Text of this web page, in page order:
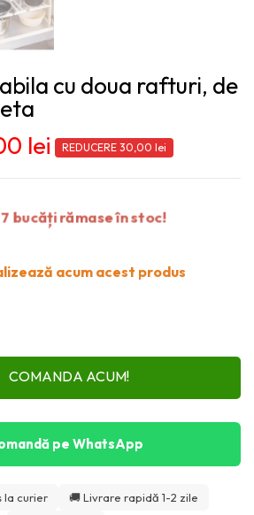
cu doua rafturi, de
lei REDUCERE 30,00 lei
bucăți rămase în stoc!
acum acest produs
COMANDA ACUM!
pe WhatsApp
la curier
🚚 Livrare rapidă 1-2 zile